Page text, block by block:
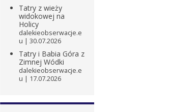
Tatry z wieży
widokowej na
Holicy
dalekieobserwacje.e
u
30.07.2026
Tatry i Babia Góra z
Zimnej Wódki
dalekieobserwacje.e
u
17.07.2026